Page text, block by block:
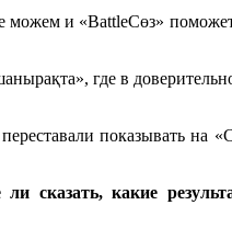
можем и «BattleСөз»
где в
показывать на
сказать, какие